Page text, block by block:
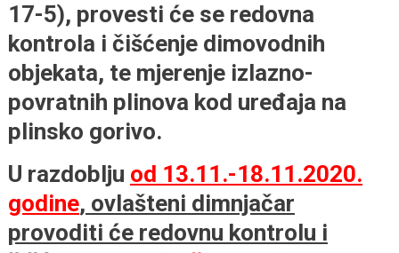
17-5), provesti će se redovna
kontrola i čišćenje dimovodnih
objekata, te mjerenje izlazno-
povratnih plinova kod uređaja na
plinsko gorivo.
U razdoblju od 13.11.-18.11.2020.
godine, ovlašteni dimnjačar
provoditi će redovnu kontrolu i